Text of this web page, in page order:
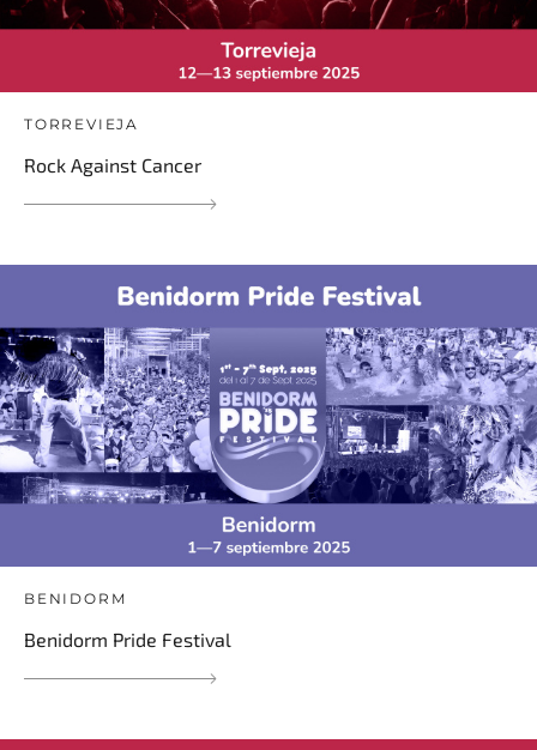
TORREVIEJA
Rock Against Cancer
BENIDORM
Benidorm Pride Festival